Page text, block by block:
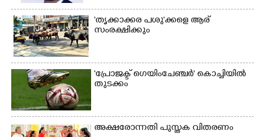
'തൃക്കാക്കര പശു'ക്കളെ ആര്
സംരക്ഷിക്കും
'പ്രോജക്ട് ഗെയിംചേഞ്ചർ' കൊച്ചിയിൽ
തുടക്കം
അക്ഷരോന്നതി പുസ്തക വിതരണം